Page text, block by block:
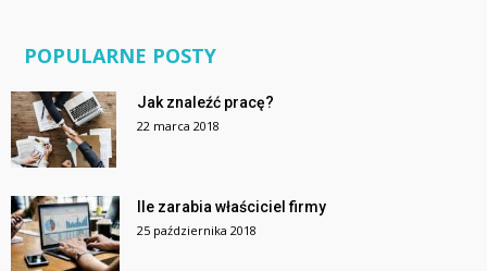
POPULARNE POSTY
Jak znaleźć pracę?
22 marca 2018
Ile zarabia właściciel firmy
25 października 2018